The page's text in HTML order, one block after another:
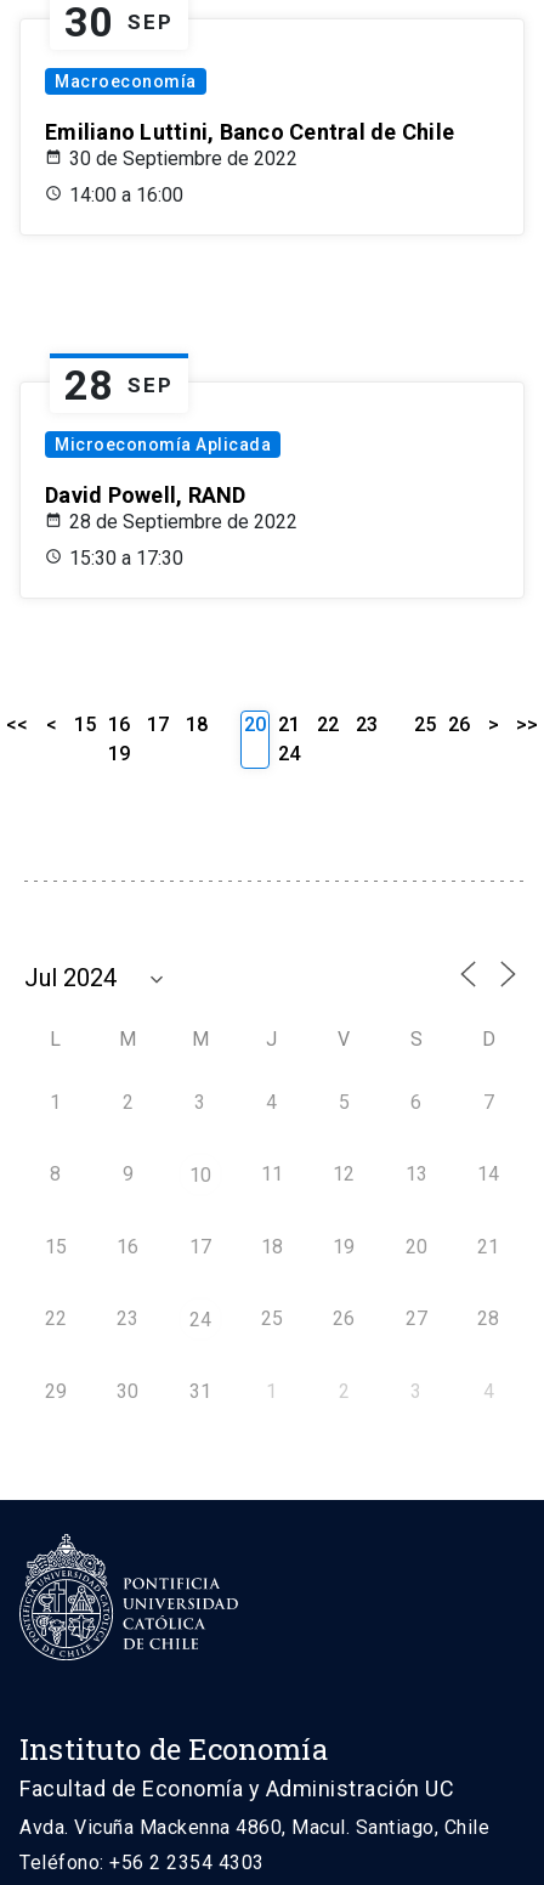
30 SEP
Macroeconomía
Emiliano Luttini, Banco Central de Chile
30 de Septiembre de 2022
14:00 a 16:00
28 SEP
Microeconomía Aplicada
David Powell, RAND
28 de Septiembre de 2022
15:30 a 17:30
<< < 15 16 17
18
19
20 21 22
23
24
25 26 > >>
L M M J V S D
1 2 3 4 5 6 7
8 9 10 11 12 13 14
15 16 17 18 19 20 21
22 23 24 25 26 27 28
29 30 31 1 2 3 4
Instituto de Economía
Facultad de Economía y Administración UC
Avda. Vicuña Mackenna 4860, Macul. Santiago, Chile
Teléfono: +56 2 2354 4303